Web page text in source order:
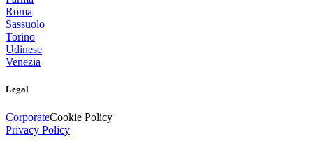
Roma
Sassuolo
Torino
Udinese
Venezia
Legal
CorporateCookie Policy
Privacy Policy